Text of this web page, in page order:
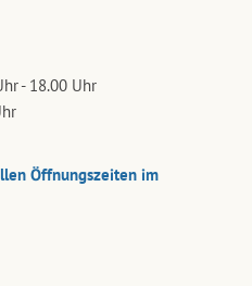
- 18.00 Uhr
Öffnungszeiten im